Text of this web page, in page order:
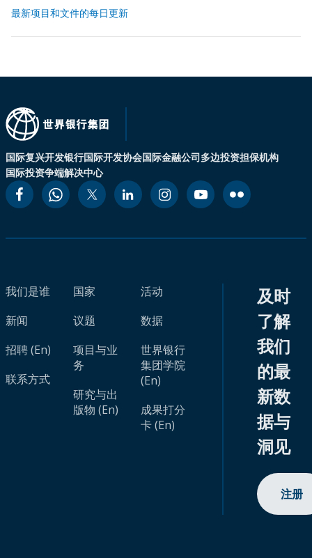
最新项目和文件的每日更新
国际复兴开发银行国际开发协会国际金融公司多边投资担保机构
国际投资争端解决中心
我们是谁
新闻
招聘 (En)
联系方式
国家
议题
项目与业
务
研究与出
版物 (En)
活动
数据
世界银行
集团学院
(En)
成果打分
卡 (En)
及时
了解
我们
的最
新数
据与
洞见
注册